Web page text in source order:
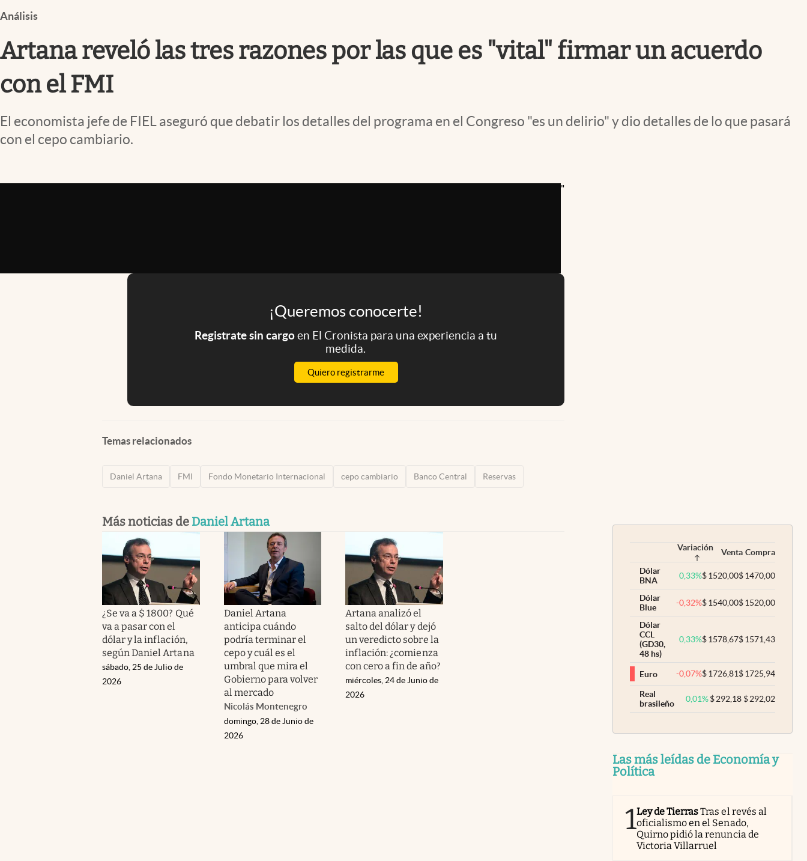
Clima
El Cronista Studio
Mediakit
Análisis
Artana reveló las tres razones por las que es "vital" firmar un acuerdo
con el FMI
El economista jefe de FIEL aseguró que debatir los detalles del programa en el Congreso "es un delirio" y dio detalles de lo que pasará
con el cepo cambiario.
"
¡Queremos conocerte!
Registrate sin cargoen El Cronista para una experiencia a tu
medida.
Quiero registrarme
Temas relacionados
Daniel Artana FMI Fondo Monetario Internacional cepo cambiario Banco Central Reservas
Más noticias de Daniel Artana
¿Se va a $ 1800? Qué
va a pasar con el
dólar y la inflación,
según Daniel Artana
sábado, 25 de Julio de
2026
Daniel Artana
anticipa cuándo
podría terminar el
cepo y cuál es el
umbral que mira el
Gobierno para volver
al mercado
Nicolás Montenegro
domingo, 28 de Junio de
2026
Artana analizó el
salto del dólar y dejó
un veredicto sobre la
inflación: ¿comienza
con cero a fin de año?
miércoles, 24 de Junio de
2026
Variación Venta Compra
Dólar
BNA
0,33%$1520,00$1470,00
Dólar
Blue
-0,32%$1540,00$1520,00
Dólar
CCL
(GD30,
48 hs)
0,33%$1578,67$1571,43
Euro -0,07%$1726,81$1725,94
Real
brasileño
0,01% $292,18 $292,02
Las más leídas de Economía y
Política
1Ley de TierrasTras el revés al
oficialismo en el Senado,
Quirno pidió la renuncia de
Victoria Villarruel